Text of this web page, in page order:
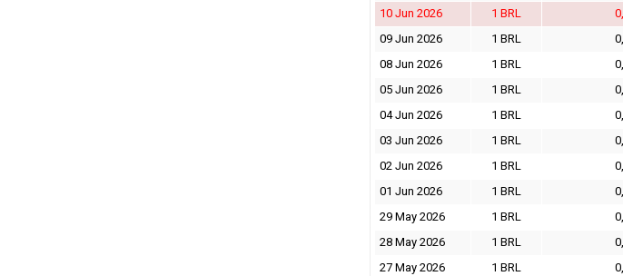
10 Jun 2026
1 BRL
09 Jun 2026
1 BRL
08 Jun 2026
1 BRL
05 Jun 2026
1 BRL
04 Jun 2026
1 BRL
03 Jun 2026
1 BRL
02 Jun 2026
1 BRL
01 Jun 2026
1 BRL
29 May 2026
1 BRL
28 May 2026
1 BRL
27 May 2026
1 BRL